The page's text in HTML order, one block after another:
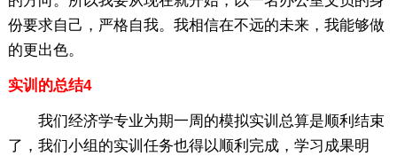
份要求自己，严格自我。我相信在不远的未来，我能够做
的更出色。
实训的总结4
我们经济学专业为期一周的模拟实训总算是顺利结束
了，我们小组的实训任务也得以顺利完成，学习成果明